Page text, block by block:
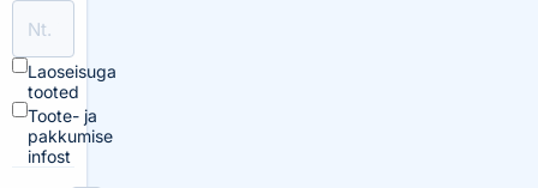
Laoseisuga
tooted
Toote- ja
pakkumise
infost